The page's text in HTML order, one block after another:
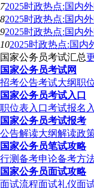
72025时政热点:国内
82025时政热点:国内
92025时政热点:国内
102025时政热点:国内
国家公务员考试汇总
国家公务员考试网
招考公告考试大纲职
国家公务员考试入口
职位表入口考试报名
国家公务员考试报考
公告解读大纲解读政
国家公务员笔试攻略
行测备考申论备考方
国家公务员面试攻略
面试流程面试礼仪面